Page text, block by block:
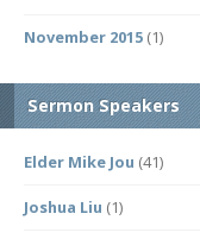
November 2015 (1)
Sermon Speakers
Elder Mike Jou (41)
Joshua Liu (1)